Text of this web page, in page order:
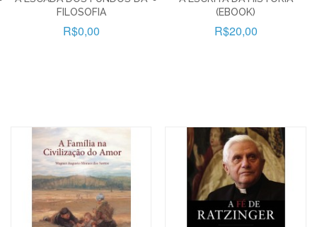
FILOSOFIA
R$0,00
(EBOOK)
R$20,00